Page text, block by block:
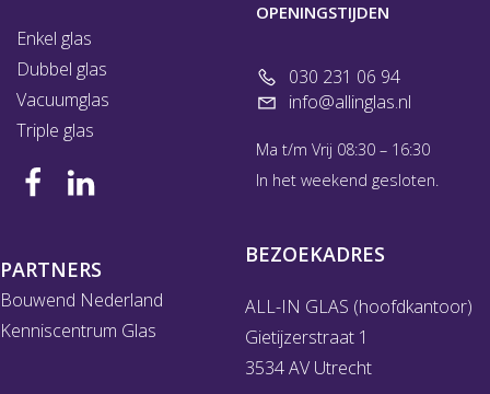
Enkel glas
Dubbel glas
Vacuumglas
Triple glas
OPENINGSTIJDEN
030 231 06 94
info@allinglas.nl
Ma t/m Vrij 08:30 – 16:30
In het weekend gesloten.
PARTNERS
Bouwend Nederland
Kenniscentrum Glas
BEZOEKADRES
ALL-IN GLAS (hoofdkantoor)
Gietijzerstraat 1
3534 AV Utrecht